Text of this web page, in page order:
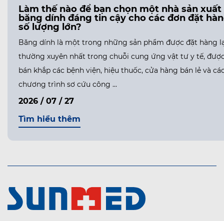
Làm thế nào để bạn chọn một nhà sản xuất
băng dính đáng tin cậy cho các đơn đặt
số lượng lớn?
Băng dính là một trong những sản phẩm được đặt hàng
thường xuyên nhất trong chuỗi cung ứng vật tư y tế,
bán khắp các bệnh viện, hiệu thuốc, cửa hàng bán lẻ và
chương trình sơ cứu công ...
2026 / 07 / 27
Tìm hiểu thêm